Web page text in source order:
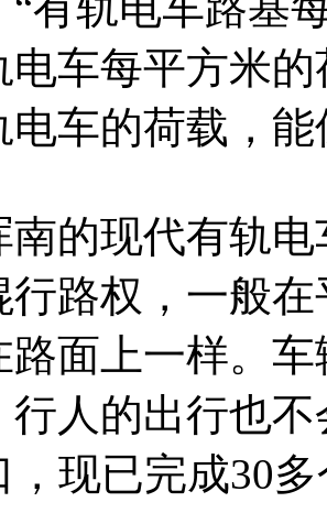
电车每平方米
电车的荷载，
现代有轨电
行路权，一般
路面上一样。
行人的出行也
，现已完成30